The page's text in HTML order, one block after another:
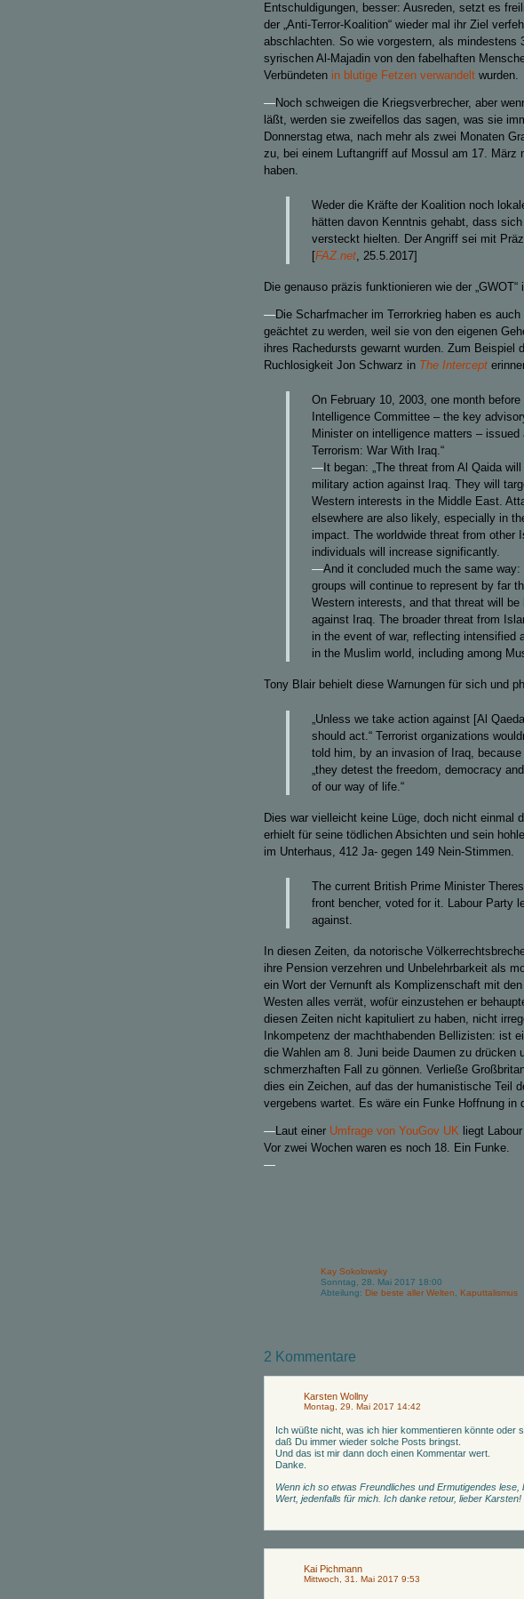
Entschuldigungen, besser: Ausreden, setzt es
der „Anti-Terror-Koalition“ wieder mal ihr Ziel
abschlachten. So wie vorgestern, als mindestens
syrischen Al-Majadin von den fabelhaften
Verbündeten in blutige Fetzen verwandelt wurden.
—Noch schweigen die Kriegsverbrecher, aber
läßt, werden sie zweifellos das sagen, was sie
Donnerstag etwa, nach mehr als zwei Monaten
zu, bei einem Luftangriff auf Mossul am 17. März
haben.
Weder die Kräfte der Koalition noch
hätten davon Kenntnis gehabt, dass
versteckt hielten. Der Angriff sei mit
[FAZ.net, 25.5.2017]
Die genauso präzis funktionieren wie der „GWOT“
—Die Scharfmacher im Terrorkrieg haben es
geächtet zu werden, weil sie von den eigenen
ihres Rachedursts gewarnt wurden. Zum Beispiel
Ruchlosigkeit Jon Schwarz in The Intercept
On February 10, 2003, one month
Intelligence Committee – the key
Minister on intelligence matters – issued
Terrorism: War With Iraq.“
— It began: „The threat from Al Qaida
military action against Iraq. They will
Western interests in the Middle East.
elsewhere are also likely, especially in
impact. The worldwide threat from other
individuals will increase significantly.
—And it concluded much the same way:
groups will continue to represent by far
Western interests, and that threat will
against Iraq. The broader threat from
in the event of war, reflecting intensified
in the Muslim world, including among
Tony Blair behielt diese Warnungen für sich und
„Unless we take action against [Al
should act.“ Terrorist organizations
told him, by an invasion of Iraq,
„they detest the freedom, democracy
of our way of life.“
Dies war vielleicht keine Lüge, doch nicht einmal
erhielt für seine tödlichen Absichten und sein
im Unterhaus, 412 Ja- gegen 149 Nein-Stimmen.
The current British Prime Minister
front bencher, voted for it. Labour Party
against.
In diesen Zeiten, da notorische
ihre Pension verzehren und Unbelehrbarkeit als
ein Wort der Vernunft als Komplizenschaft mit
Westen alles verrät, wofür einzustehen er
diesen Zeiten nicht kapituliert zu haben, nicht
Inkompetenz der machthabenden Bellizisten: ist
die Wahlen am 8. Juni beide Daumen zu drücken
schmerzhaften Fall zu gönnen. Verließe
dies ein Zeichen, auf das der humanistische Teil
vergebens wartet. Es wäre ein Funke Hoffnung in
—Laut einer Umfrage von YouGov UK liegt
Vor zwei Wochen waren es noch 18. Ein Funke.
—
Kay Sokolowsky
Sonntag, 28. Mai 2017 18:00
Abteilung: Die beste aller Welten Kaputtalismus
2 Kommentare
Karsten Wollny
Montag, 29. Mai 2017 14:42
Ich wüßte nicht, was ich hier kommentieren könnte oder
daß Du immer wieder solche Posts bringst.
Und das ist mir dann doch einen Kommentar wert.
Danke.
Wenn ich so etwas Freundliches und Ermutigendes
Wert, jedenfalls für mich. Ich danke retour, lieber Karsten!
Kai Pichmann
Mittwoch, 31. Mai 2017 9:53